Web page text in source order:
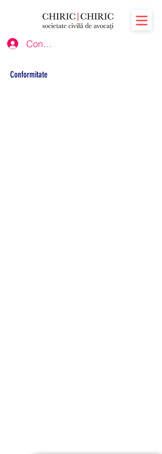
Conectează-te
Conformitate